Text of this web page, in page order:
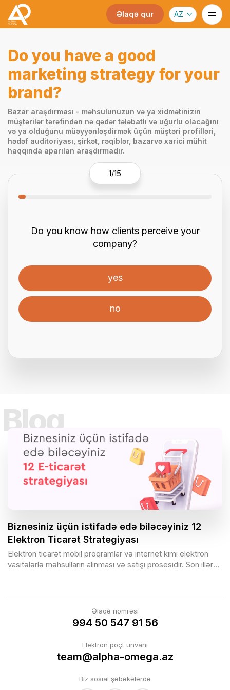
Əlaqə qur AZ
Do you have a good
marketing strategy for your
brand?
Bazar araşdırması - məhsulunuzun və ya xidmətinizin
müştərilər tərəfindən nə qədər tələbatlı və uğurlu olacağını
və ya olduğunu müəyyənləşdirmək üçün müştəri profilləri,
hədəf auditoriyası, şirkət, rəqiblər, bazarvə xarici mühit
haqqında aparılan araşdırmadır.
1/15
Do you know how clients perceive your
company?
yes
no
Bloq
Biznesiniz üçün istifadə edə biləcəyiniz 12
Elektron Ticarət Strategiyası
Elektron ticarət mobil proqramlar və internet kimi elektron
vasitələrlə məhsulların alınması və satışı prosesidir. Son illər
ticarət müştərilərə coğrafi maneələri dəf etməyə və onlara
istənilən vaxt istənilən yerdən məhsul almağa imkan yaradır.
Elektron ticarət biznesinizə marketinq imkanlarından məhsul
çeşidlərinizin artırılmasına və daha çox satış yaratmağa qədər
etmiş veb-sayt ilə siz nəinki bu məqsədlərə nail ola bilə, həm
də müştərilərinizə gecə-gündüz rahat xidmət təklif edə
Əlaqə nömrəsi
994 50 547 91 56
Elektron poçt ünvanı
team@alpha-omega.az
Biz sosial şəbəkələrdə